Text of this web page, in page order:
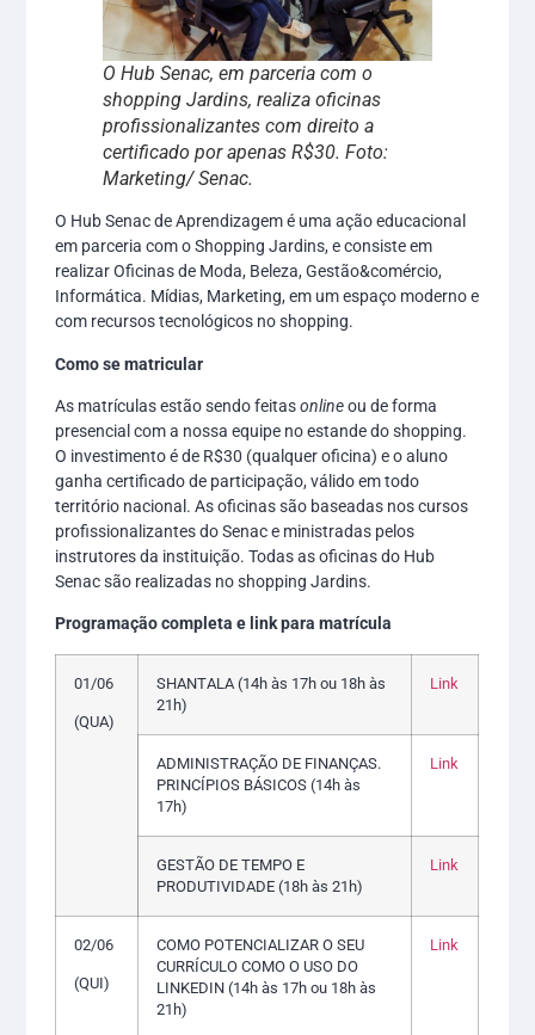
O Hub Senac, em parceria com o
shopping Jardins, realiza oficinas
profissionalizantes com direito a
certificado por apenas R$30. Foto:
Marketing/ Senac.
O Hub Senac de Aprendizagem é uma ação educacional
em parceria com o Shopping Jardins, e consiste em
realizar Oficinas de Moda, Beleza, Gestão&comércio,
Informática. Mídias, Marketing, em um espaço moderno e
com recursos tecnológicos no shopping.
Como se matricular
As matrículas estão sendo feitasonlineou de forma
presencial com a nossa equipe no estande do shopping.
O investimento é de R$30 (qualquer oficina) e o aluno
ganha certificado de participação, válido em todo
território nacional. As oficinas são baseadas nos cursos
profissionalizantes do Senac e ministradas pelos
instrutores da instituição. Todas as oficinas do Hub
Senac são realizadas no shopping Jardins.
Programação completa e link para matrícula
01/06
(QUA)
SHANTALA (14h às 17h ou 18h às
21h)
Link
ADMINISTRAÇÃO DE FINANÇAS.
PRINCÍPIOS BÁSICOS (14h às
17h)
Link
GESTÃO DE TEMPO E
PRODUTIVIDADE (18h às 21h)
Link
02/06
(QUI)
COMO POTENCIALIZAR O SEU
CURRÍCULO COMO O USO DO
LINKEDIN (14h às 17h ou 18h às
21h)
Link